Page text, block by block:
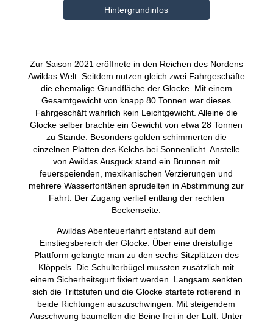
Hintergrundinfos
Zur Saison 2021 eröffnete in den Reichen des Nordens
Awildas Welt. Seitdem nutzen gleich zwei Fahrgeschäfte
die ehemalige Grundfläche der Glocke. Mit einem
Gesamtgewicht von knapp 80 Tonnen war dieses
Fahrgeschäft wahrlich kein Leichtgewicht. Alleine die
Glocke selber brachte ein Gewicht von etwa 28 Tonnen
zu Stande. Besonders golden schimmerten die
einzelnen Platten des Kelchs bei Sonnenlicht. Anstelle
von Awildas Ausguck stand ein Brunnen mit
feuerspeienden, mexikanischen Verzierungen und
mehrere Wasserfontänen sprudelten in Abstimmung zur
Fahrt. Der Zugang verlief entlang der rechten
Beckenseite.
Awildas Abenteuerfahrt entstand auf dem
Einstiegsbereich der Glocke. Über eine dreistufige
Plattform gelangte man zu den sechs Sitzplätzen des
Klöppels. Die Schulterbügel mussten zusätzlich mit
einem Sicherheitsgurt fixiert werden. Langsam senkten
sich die Trittstufen und die Glocke startete rotierend in
beide Richtungen auszuschwingen. Mit steigendem
Ausschwung baumelten die Beine frei in der Luft. Unter